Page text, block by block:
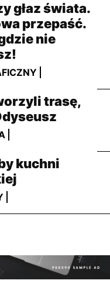
głaz świata.
przepaść.
nie
trasę,
kuchni